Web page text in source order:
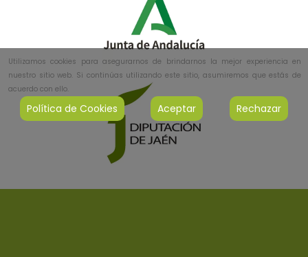
Utilizamos cookies para asegurarnos de brindarnos la mejor experiencia en
nuestro sitio web. Si continúas utilizando este sitio, asumiremos que estás de
acuerdo con ello.
Política de Cookies Aceptar Rechazar